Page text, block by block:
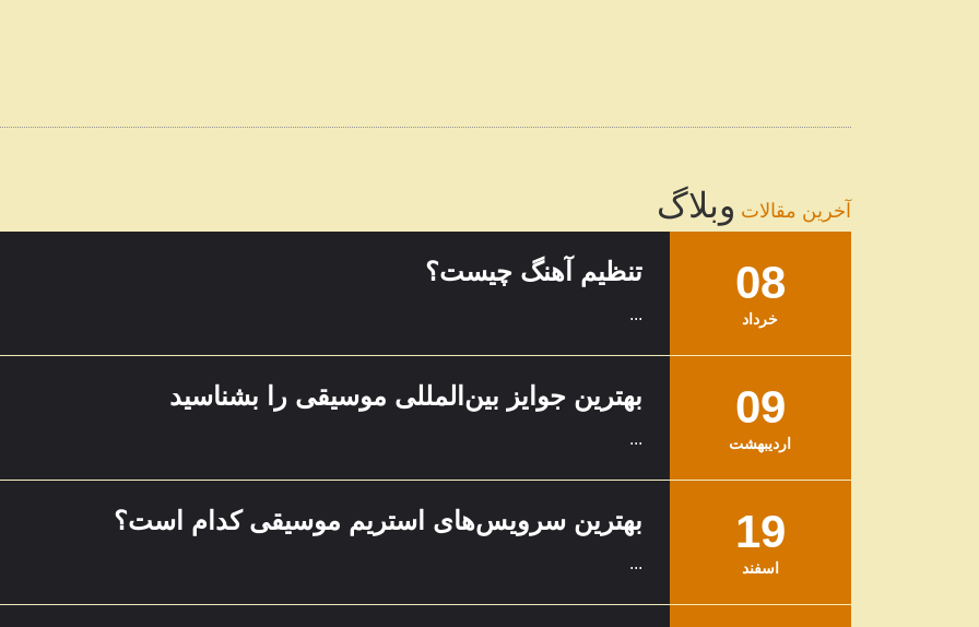
آخرین مقالات وبلاگ
08
خرداد
تنظیم آهنگ چیست؟
...
09
ارديبهشت
بهترین جوایز بین‌المللی موسیقی را بشناسید
...
19
اسفند
بهترین سرویس‌های استریم موسیقی کدام است؟
...